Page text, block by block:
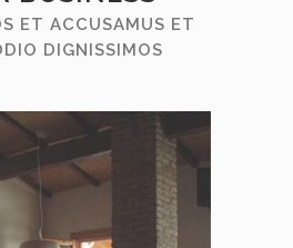
ET ACCUSAMUS ET
DIGNISSIMOS